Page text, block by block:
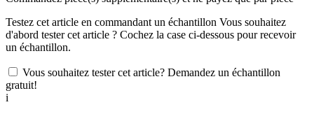
Testez cet article en commandant un échantillon Vous souhaitez
d'abord tester cet article ? Cochez la case ci-dessous pour recevoir
un échantillon.
Vous souhaitez tester cet article? Demandez un échantillon
gratuit!
i